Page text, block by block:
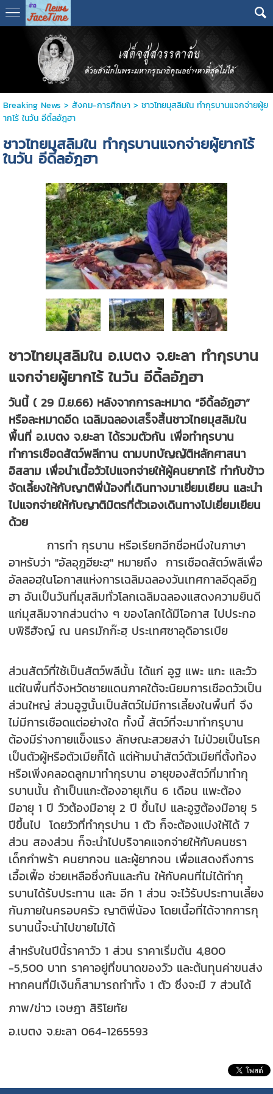
Breaking News > สังคม-การศีกษา> ชาวไทยมุสลิมใน ทำกุรบานแจกจ่ายผู้ย
ากไร้ ในวัน อีดิ้ลอัฎฮา
ชาวไทยมุสลิมใน ทำกุรบานแจกจ่ายผู้ยากไร้
ในวัน อีดิ้ลอัฎฮา
ชาวไทยมุสลิมใน อ.เบตง จ.ยะลา ทำกุรบาน
แจกจ่ายผู้ยากไร้ ในวัน อีดิ้ลอัฎฮา
วันนี้ ( 29 มิ.ย.66) หลังจากการละหมาด “อีดิ้ลอัฎฮา”
หรือละหมาดอีด เฉลิมฉลองเสร็จสิ้นชาวไทยมุสลิมใน
พื้นที่ อ.เบตง จ.ยะลา ได้รวมตัวกัน เพื่อทำกุรบาน
ทำการเชือดสัตว์พลีทาน ตามบทบัญญัติหลักศาสนา
อิสลาม เพื่อนำเนื้อวัวไปแจกจ่ายให้ผู้คนยากไร้ ทำกับข้าว
จัดเลี้ยงให้กับญาติพี่น้องที่เดินทางมาเยี่ยมเยียน และนำ
ไปแจกจ่ายให้กับญาติมิตรที่ตัวเองเดินทางไปเยี่ยมเยียน
ด้วย
การทำ กุรบาน หรือเรียกอีกชื่อหนึ่งในภาษา
อาหรับว่า "อัลอุฎฮียะฮฺ" หมายถึง การเชือดสัตว์พลีเพื่อ
อัลลอฮฺในโอกาสแห่งการเฉลิมฉลองวันเทศกาลอีดุลอีฎ
ฮา อันเป็นวันที่มุสลิมทั่วโลกเฉลิมฉลองแสดงความยินดี
แก่มุสลิมจากส่วนต่าง ๆ ของโลกได้มีโอกาส ไปประกอ
บพิธีฮัจญ์ ณ นครมักก๊ะฮฺ ประเทศซาอุดิอารเบีย
ส่วนสัตว์ที่ใช้เป็นสัตว์พลีนั้น ได้แก่ อูฐ แพะ แกะ และวัว
แต่ในพื้นที่จังหวัดชายแดนภาคใต้จะนิยมการเชือดวัวเป็น
ส่วนใหญ่ ส่วนอูฐนั้นเป็นสัตว์ไม่มีการเลี้ยงในพื้นที่ จึง
ไม่มีการเชือดแต่อย่างใด ทั้งนี้ สัตว์ที่จะมาทำกรุบาน
ต้องมีร่างกายแข็งแรง ลักษณะสวยสง่า ไม่ป่วยเป็นโรค
เป็นตัวผู้หรือตัวเมียก็ได้ แต่ห้ามนำสัตว์ตัวเมียที่ตั้งท้อง
หรือเพิ่งคลอดลูกมาทำกุรบาน อายุของสัตว์ที่มาทำกุ
รบานนั้น ถ้าเป็นแกะต้องอายุเกิน 6 เดือน แพะต้อง
มีอายุ 1 ปี วัวต้องมีอายุ 2 ปี ขึ้นไป และอูฐต้องมีอายุ 5
ปีขึ้นไป โดยวัวที่ทำกุรบ่าน 1 ตัว ก็จะต้องแบ่งให้ได้ 7
ส่วน สองส่วน ก็จะนำไปบริจาคแจกจ่ายให้กับคนชรา
เด็กกำพร้า คนยากจน และผู้ยากจน เพื่อแสดงถึงการ
เอื้อเฟื้อ ช่วยเหลือซึ่งกันและกัน ให้กับคนที่ไม่ได้ทำกุ
รบานได้รับประทาน และ อีก 1 ส่วน จะไว้รับประทานเลี้ยง
กันภายในครอบครัว ญาติพี่น้อง โดยเนื้อที่ได้จากการกุ
รบานนี้จะนำไปขายไม่ได้
สำหรับในปีนี้ราคาวัว 1 ส่วน ราคาเริ่มต้น 4,800
-5,500 บาท ราคาอยู่ที่ขนาดของวัว และต้นทุนค่าขนส่ง
หากคนที่มีเงินก็สามารถทำทั้ง 1 ตัว ซึ่งจะมี 7 ส่วนได้
ภาพ/ข่าว เจษฎา สิริโยทัย
อ.เบตง จ.ยะลา 064-1265593